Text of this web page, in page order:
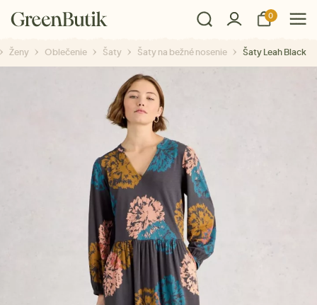
0
Ženy Oblečenie Šaty Šaty na bežné nosenie Šaty Leah Black